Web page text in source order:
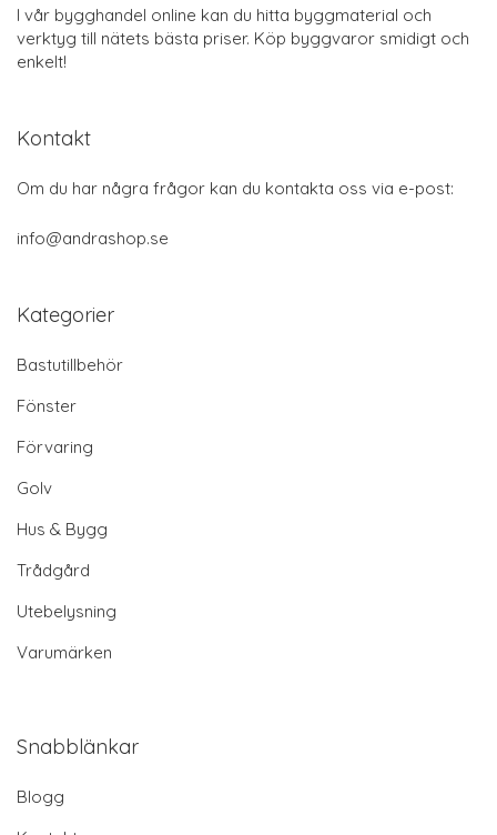
I vår bygghandel online kan du hitta byggmaterial och
verktyg till nätets bästa priser. Köp byggvaror smidigt och
enkelt!
Kontakt
Om du har några frågor kan du kontakta oss via e-post:
info@andrashop.se
Kategorier
Bastutillbehör
Fönster
Förvaring
Golv
Hus & Bygg
Trådgård
Utebelysning
Varumärken
Snabblänkar
Blogg